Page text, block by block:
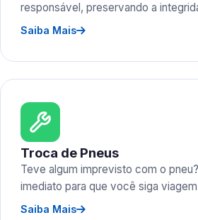
responsável, preservando a
Saiba Mais
Troca de Pneus
Teve algum imprevisto com o
imediato para que você siga
Saiba Mais